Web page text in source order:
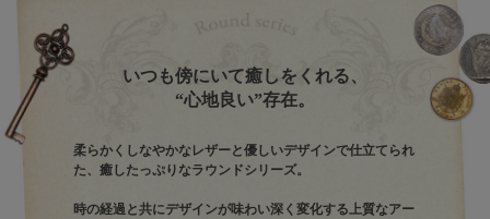
いつも傍にいて癒しをくれる、
“心地良い”存在。
柔らかくしなやかなレザーと優しいデザインで仕立てられ
た、癒したっぷりなラウンドシリーズ。
時の経過と共にデザインが味わい深く変化する上質なアー